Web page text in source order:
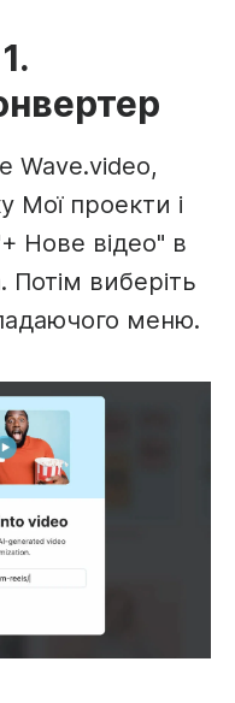
Wave.video,
Мої проекти і
Нове відео" в
Потім виберіть
меню.